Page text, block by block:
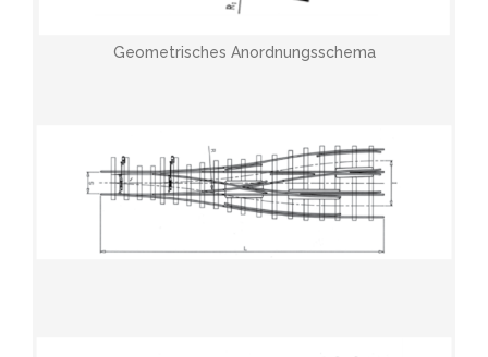
Geometrisches Anordnungsschema